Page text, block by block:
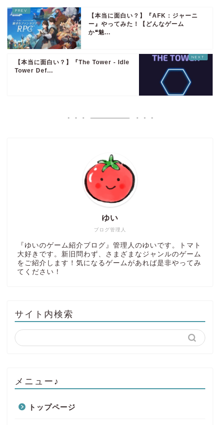
【本当に面白い？】『AFK：ジャーニ
ー』やってみた！【どんなゲーム
か❝魅...
【本当に面白い？】『The Tower - Idle
Tower Def...
ブログ管理人
ゆい
『ゆいのゲーム紹介ブログ』管理人のゆいです。トマト
大好きです。新旧問わず、さまざまなジャンルのゲーム
をご紹介します！気になるゲームがあれば是非やってみ
てください！
サイト内検索
メニュー♪
トップページ